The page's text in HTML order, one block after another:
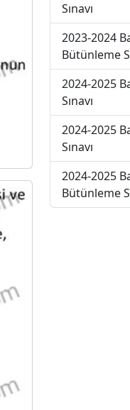
Sınavı
2023-2024
Bütünleme
2024-2025
Sınavı
2024-2025
Sınavı
2024-2025
Bütünleme